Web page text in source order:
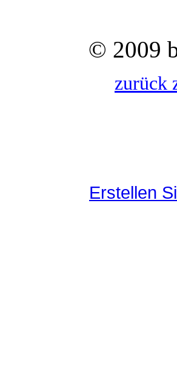
© 2009
zurück
Erstellen